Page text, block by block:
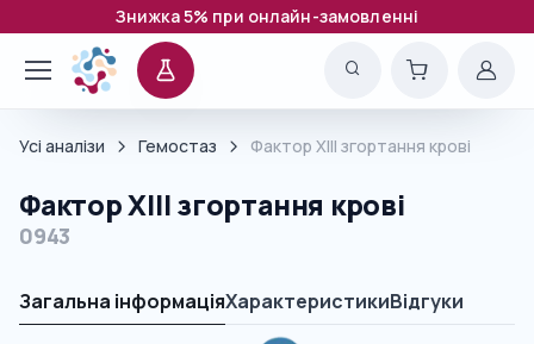
Знижка 5% при онлайн-замовленні
Усі аналізи Гемостаз Фактор XIII згортання крові
Фактор XIII згортання крові
0943
Загальна інформаціяХарактеристикиВідгуки